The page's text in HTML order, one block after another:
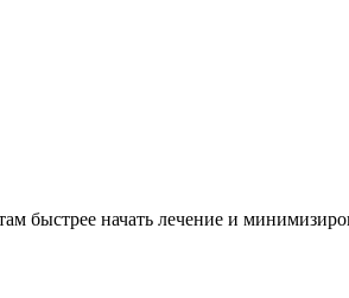
быстрее начать лечение и